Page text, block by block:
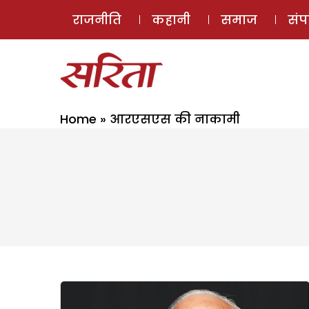
राजनीति कहानी समाज
Home » आरएसएस की नाकामी